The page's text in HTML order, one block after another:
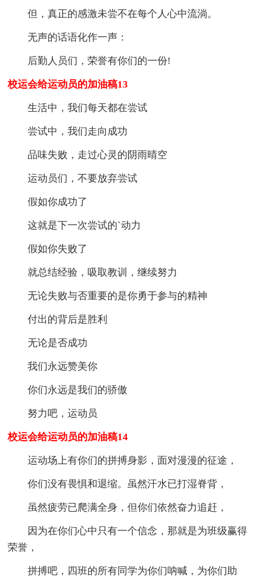
但，真正的感激未尝不在每个人心中流淌。
无声的话语化作一声：
后勤人员们，荣誉有你们的一份!
校运会给运动员的加油稿13
生活中，我们每天都在尝试
尝试中，我们走向成功
品味失败，走过心灵的阴雨晴空
运动员们，不要放弃尝试
假如你成功了
这就是下一次尝试的`动力
假如你失败了
就总结经验，吸取教训，继续努力
无论失败与否重要的是你勇于参与的精神
付出的背后是胜利
无论是否成功
我们永远赞美你
你们永远是我们的骄傲
努力吧，运动员
校运会给运动员的加油稿14
运动场上有你们的拼搏身影，面对漫漫的征途，
你们没有畏惧和退缩。虽然汗水已打湿脊背，
虽然疲劳已爬满全身，但你们依然奋力追赶，
因为在你们心中只有一个信念，那就是为班级赢得
荣誉，
拼搏吧，四班的所有同学为你们呐喊，为你们助